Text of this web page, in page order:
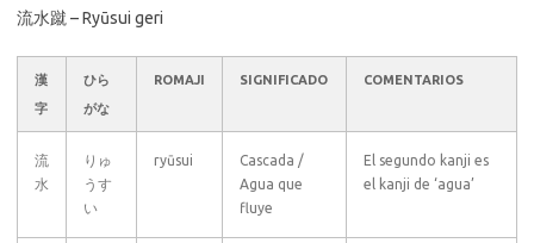
流水蹴 – Ryūsui geri
漢
字
ひら
がな
ROMAJI SIGNIFICADO COMENTARIOS
流
水
りゅ
うす
い
ryūsui
Cascada /
Agua que
fluye
El segundo kanji es
el kanji de ‘agua’